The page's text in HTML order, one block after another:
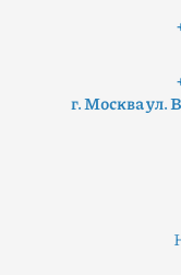
г. Москва ул.